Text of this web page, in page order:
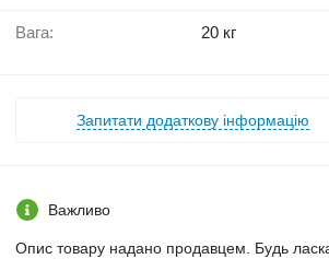
Вага: 20 кг
Запитати додаткову інформацію
Важливо
Опис товару надано продавцем. Будь